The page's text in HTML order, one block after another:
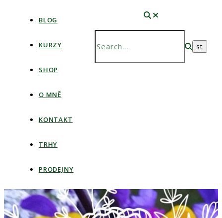
BLOG
KURZY
SHOP
O MNĚ
KONTAKT
TRHY
PRODEJNY